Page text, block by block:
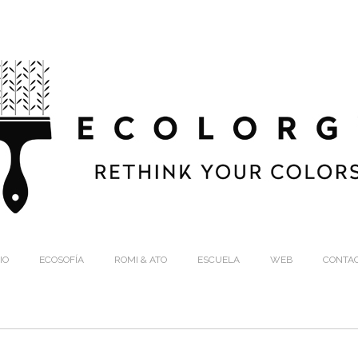
ECOSOFÍA ROMI & ATO ESCUELA WEB